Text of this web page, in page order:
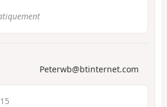
Peterwb@btinternet.com